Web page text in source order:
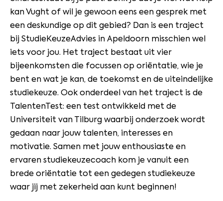
kan Vught of wil je gewoon eens een gesprek met
een deskundige op dit gebied? Dan is een traject
bij StudieKeuzeAdvies in Apeldoorn misschien wel
iets voor jou. Het traject bestaat uit vier
bijeenkomsten die focussen op oriëntatie, wie je
bent en wat je kan, de toekomst en de uiteindelijke
studiekeuze. Ook onderdeel van het traject is de
TalentenTest: een test ontwikkeld met de
Universiteit van Tilburg waarbij onderzoek wordt
gedaan naar jouw talenten, interesses en
motivatie. Samen met jouw enthousiaste en
ervaren studiekeuzecoach kom je vanuit een
brede oriëntatie tot een gedegen studiekeuze
waar jij met zekerheid aan kunt beginnen!